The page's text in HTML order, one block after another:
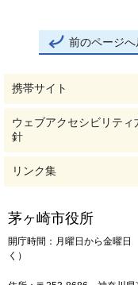
前のページへ
携帯サイト
ウェブアクセシビリティ
針
リンク集
茅ヶ崎市役所
開庁時間：月曜日から金曜
く）